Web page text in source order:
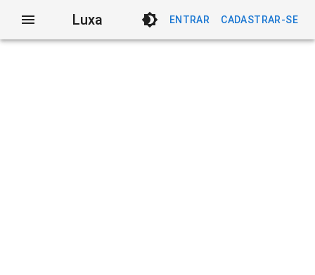
Luxa ENTRAR CADASTRAR-SE